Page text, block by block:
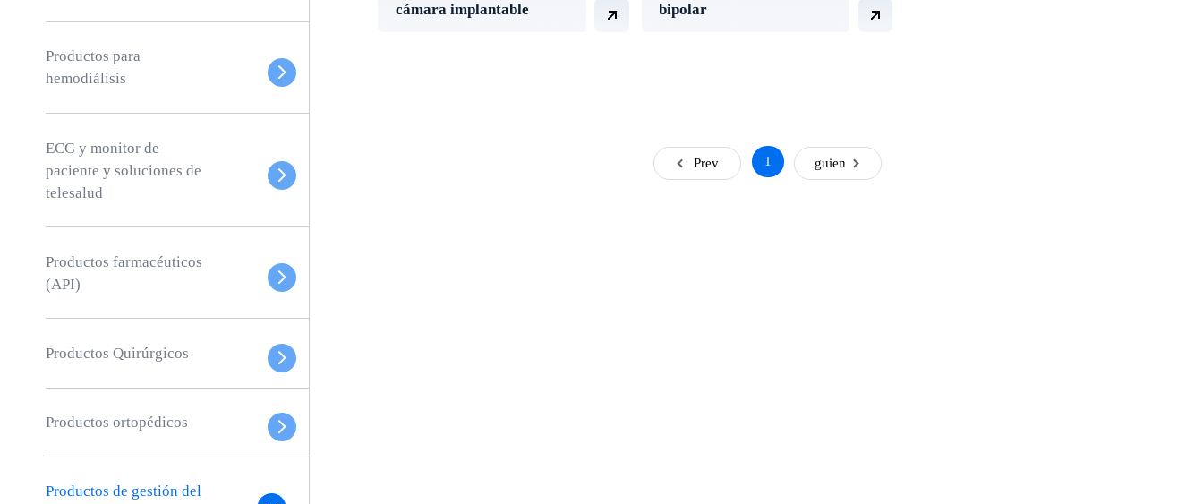
Productos para
hemodiálisis
ECG y monitor de
paciente y soluciones de
telesalud
Productos farmacéuticos
(API)
Productos Quirúrgicos
Productos ortopédicos
Productos de gestión del
cámara implantable
bipolar
Prev 1 Siguiente